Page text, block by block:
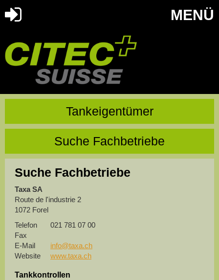
MENÜ
Tankeigentümer
Suche Fachbetriebe
Suche Fachbetriebe
Taxa SA
Route de l'industrie 2
1072 Forel
Telefon
021 781 07 00
Fax
E-Mail
info@taxa.ch
Website
www.taxa.ch
Tankkontrollen